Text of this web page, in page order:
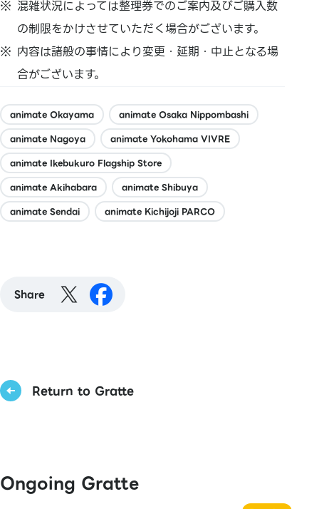
混雑状況によっては整理券でのご案内及びご購入数
の制限をかけさせていただく場合がございます。
内容は諸般の事情により変更・延期・中止となる場
合がございます。
animate Okayama
animate Osaka Nippombashi
animate Nagoya
animate Yokohama VIVRE
animate Ikebukuro Flagship Store
animate Akihabara
animate Shibuya
animate Sendai
animate Kichijoji PARCO
Share
Return to Gratte
Ongoing Gratte